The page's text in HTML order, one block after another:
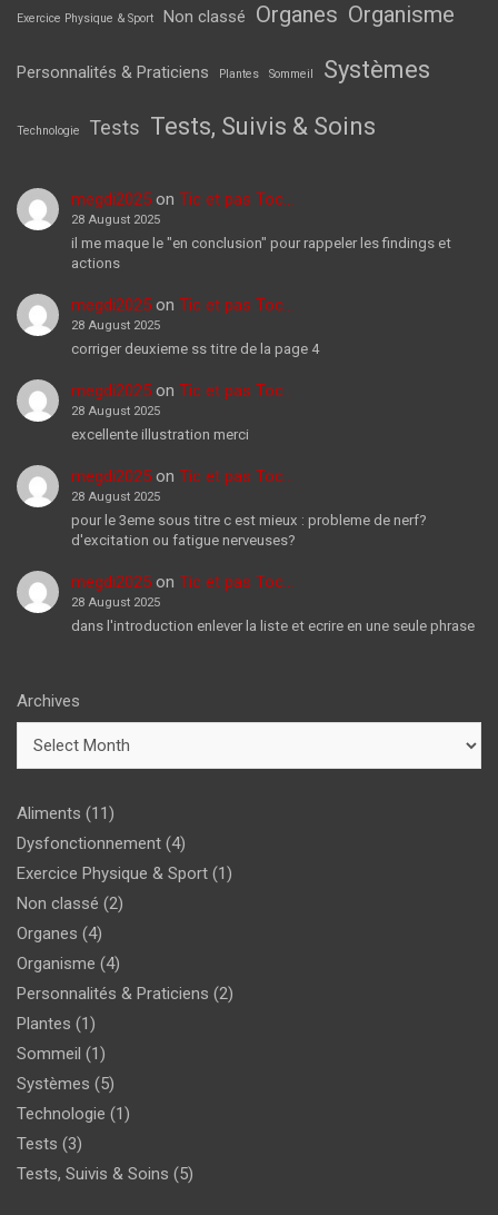
Exercice Physique & Sport Non classé Organes Organisme
Personnalités & Praticiens Plantes Sommeil Systèmes
Technologie Tests Tests, Suivis & Soins
megdi2025on Tic et pas Toc…
28 August 2025
il me maque le "en conclusion" pour rappeler les findings et
actions
megdi2025on Tic et pas Toc…
28 August 2025
corriger deuxieme ss titre de la page 4
megdi2025on Tic et pas Toc…
28 August 2025
excellente illustration merci
megdi2025on Tic et pas Toc…
28 August 2025
pour le 3eme sous titre c est mieux : probleme de nerf?
d'excitation ou fatigue nerveuses?
megdi2025on Tic et pas Toc…
28 August 2025
dans l'introduction enlever la liste et ecrire en une seule phrase
Archives
Aliments (11)
Dysfonctionnement (4)
Exercice Physique & Sport (1)
Non classé (2)
Organes (4)
Organisme (4)
Personnalités & Praticiens (2)
Plantes (1)
Sommeil (1)
Systèmes (5)
Technologie (1)
Tests (3)
Tests, Suivis & Soins (5)